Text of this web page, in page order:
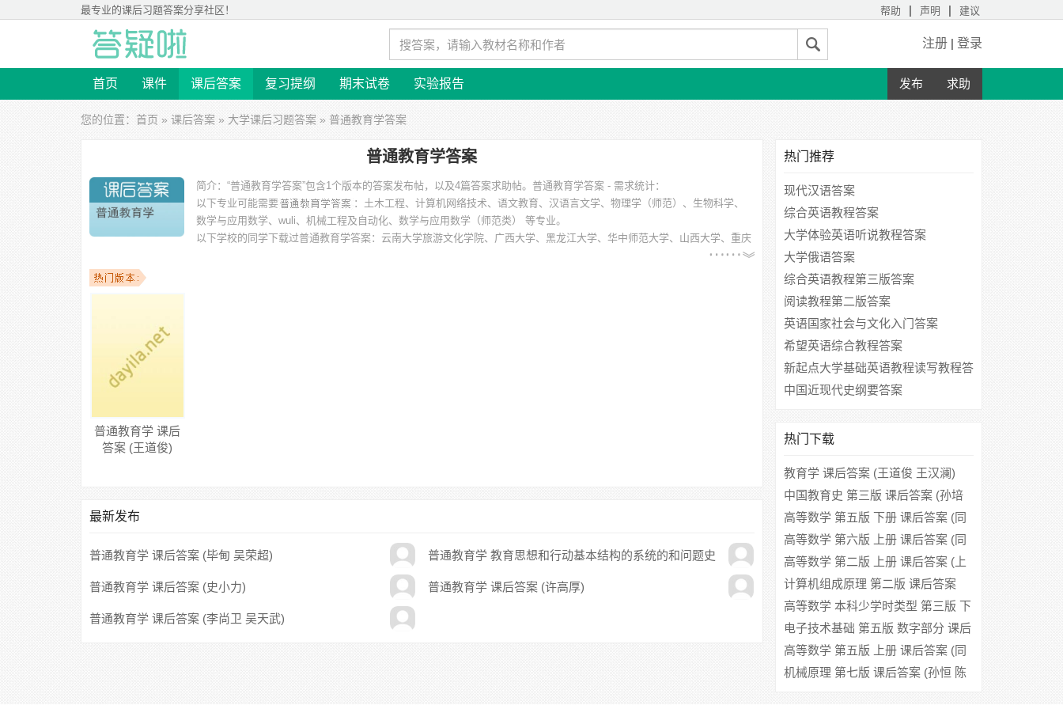
最专业的课后习题答案分享社区！ 帮助 | 声明 | 建议
注册 | 登录
首页 课件 课后答案 复习提纲 期末试卷 实验报告 发布 求助
您的位置： 首页 » 课后答案 » 大学课后习题答案 » 普通教育学答案
普通教育学答案
简介： “普通教育学答案”包含1个版本的答案发布帖，以及4篇答案求助帖。 普通教育学答案 - 需求统计：
以下专业可能需要
：土木工程、计算机网络技术、语文教育、汉语言文学、物理学（师范）、生物科学、
数学与应用数学、wuli、机械工程及自动化、数学与应用数学（师范类） 等专业。
以下学校的同学下载过普通教育学答案：云南大学旅游文化学院、广西大学、黑龙江大学、华中师范大学、山西大学、重庆
普通教育学 课后
答案 (王道俊)
最新发布
普通教育学 课后答案 (毕甸 吴荣超)
普通教育学 教育思想和行动基本结构的系统的和问题史
的引论 课后答案 ([德]底特利希·本纳/Dietrich Benner)
普通教育学 课后答案 (史小力) 普通教育学 课后答案 (许高厚)
普通教育学 课后答案 (李尚卫 吴天武)
热门推荐
现代汉语答案
综合英语教程答案
大学体验英语听说教程答案
大学俄语答案
综合英语教程第三版答案
阅读教程第二版答案
英语国家社会与文化入门答案
希望英语综合教程答案
新起点大学基础英语教程读写教程答
案
中国近现代史纲要答案
热门下载
教育学 课后答案 (王道俊 王汉澜)
中国教育史 第三版 课后答案 (孙培
青)
高等数学 第五版 下册 课后答案 (同
济大学)
高等数学 第六版 上册 课后答案 (同
济大学数学系)
高等数学 第二版 上册 课后答案 (上
海交通大学数学系)
计算机组成原理 第二版 课后答案
(唐朔飞)
高等数学 本科少学时类型 第三版 下
册 课后答案 (同济大学应用数学系)
电子技术基础 第五版 数字部分 课后
答案 (康华光)
高等数学 第五版 上册 课后答案 (同
济大学)
机械原理 第七版 课后答案 (孙恒 陈